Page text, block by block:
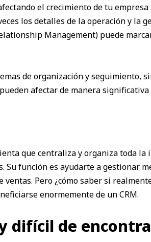
el crecimiento de tu
los detalles de la operación y la
Management) puede
de organización y seguimiento,
afectar de manera
que centraliza y organiza toda
función es ayudarte a gestionar
Pero ¿cómo saber si
enormemente de un CRM.
difícil de